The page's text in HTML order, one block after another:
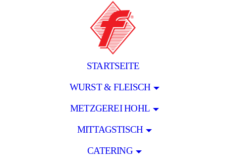
STARTSEITE
WURST & FLEISCH
METZGEREI HOHL
MITTAGSTISCH
CATERING